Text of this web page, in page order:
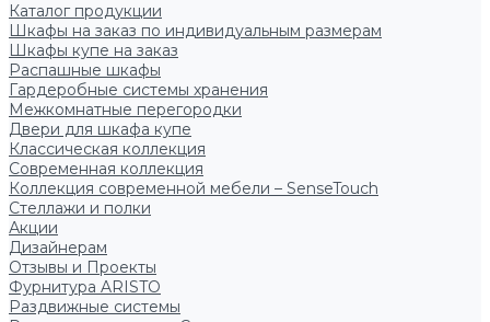
Каталог продукции
Шкафы на заказ по индивидуальным размерам
Шкафы купе на заказ
Распашные шкафы
Гардеробные системы хранения
Межкомнатные перегородки
Двери для шкафа купе
Классическая коллекция
Современная коллекция
Коллекция современной мебели – SenseTouch
Стеллажи и полки
Акции
Дизайнерам
Отзывы и Проекты
Фурнитура ARISTO
Раздвижные системы